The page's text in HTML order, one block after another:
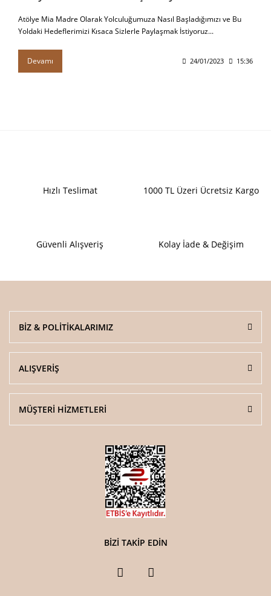
Atölye Mia Madre Olarak Yolculuğumuza Nasıl Başladığımızı ve Bu
Yoldaki Hedeflerimizi Kısaca Sizlerle Paylaşmak İstiyoruz...
Devamı 24/01/2023 15:36
Hızlı Teslimat 1000 TL Üzeri Ücretsiz Kargo
Güvenli Alışveriş Kolay İade & Değişim
BİZ & POLİTİKALARIMIZ
ALIŞVERİŞ
MÜŞTERİ HİZMETLERİ
BİZİ TAKİP EDİN